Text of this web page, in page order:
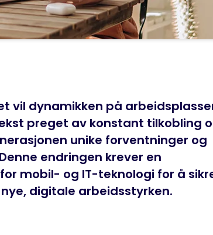
vil dynamikken på
preget av konstant tilkobling
unike forventninger og
endringen krever en
mobil- og IT-teknologi for å
digitale arbeidsstyrken.